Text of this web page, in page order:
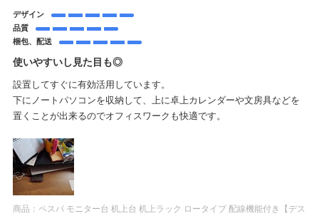
デザイン
品質
梱包、配送
使いやすいし見た目も◎
設置してすぐに有効活用しています。
下にノートパソコンを収納して、上に卓上カレンダーや文房具などを
置くことが出来るのでオフィスワークも快適です。
商品： ペスパ モニター台 机上台 机上ラック ロータイプ 配線機能付き【デス